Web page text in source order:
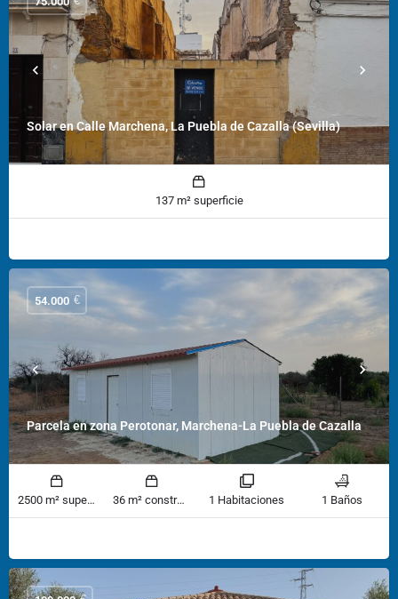
Solar en Calle Marchena, La Puebla de Cazalla (Sevilla)
137 m² superficie
Parcela en zona Perotonar, Marchena-La Puebla de Cazalla
54.000 €
2500 m² superficie 36 m² construido 1 Habitaciones 1 Baños